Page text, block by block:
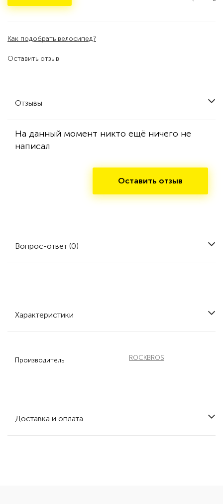
Оставить отзыв
Как подобрать велосипед?
Отзывы
На данный момент никто ещё ничего не
написал
Оставить отзыв
Вопрос-ответ (0)
Характеристики
Производитель ROCKBROS
Доставка и оплата